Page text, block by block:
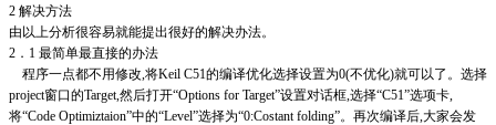
2 解决方法
由以上分析很容易就能提出很好的解决办法。
2．1 最简单最直接的办法
程序一点都不用修改,将Keil C51的编译优化选择设置为0(不优化)就可以了。选择
project窗口的Target,然后打开“Options for Target”设置对话框,选择“C51”选项卡,
将“Code Optimiztaion”中的“Level”选择为“0:Costant folding”。再次编译后,大家会发